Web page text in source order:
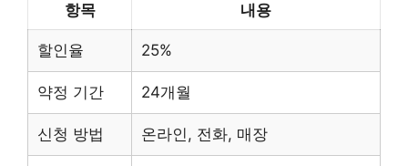
항목 내용
할인율 25%
약정 기간 24개월
신청 방법 온라인, 전화, 매장